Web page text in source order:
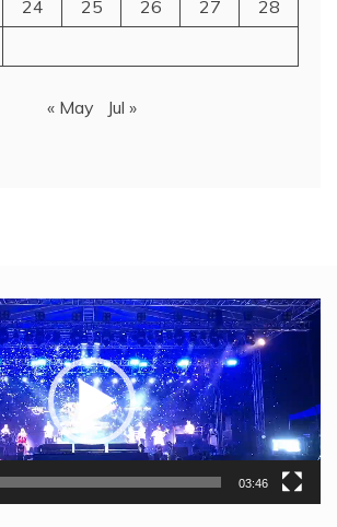
24 25 26 27
28
« May Jul »
03:46